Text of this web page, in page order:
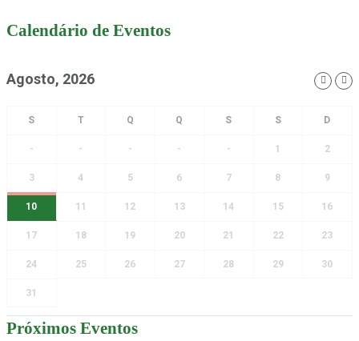
Calendário de Eventos
Agosto, 2026
- - - - - 1 2
3 4 5 6 7 8 9
10 11 12 13 14 15 16
17 18 19 20 21 22 23
24 25 26 27 28 29 30
31
Próximos Eventos